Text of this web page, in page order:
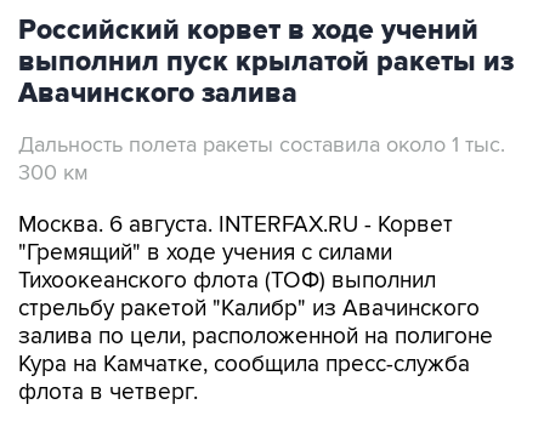
Российский корвет в ходе учений
выполнил пуск крылатой ракеты из
Авачинского залива
Дальность полета ракеты составила около 1 тыс.
300 км
Москва. 6 августа. INTERFAX.RU - Корвет
"Гремящий" в ходе учения с силами
Тихоокеанского флота (ТОФ) выполнил
стрельбу ракетой "Калибр" из Авачинского
залива по цели, расположенной на полигоне
Кура на Камчатке, сообщила пресс-служба
флота в четверг.